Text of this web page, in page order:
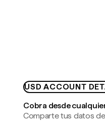
USD ACCOUNT
Cobra desde
Comparte tus datos de